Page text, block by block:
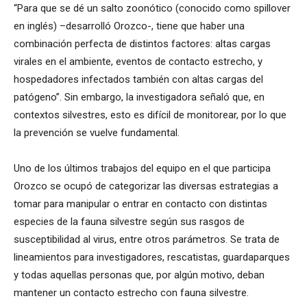
“Para que se dé un salto zoonótico (conocido como spillover
en inglés) –desarrolló Orozco-, tiene que haber una
combinación perfecta de distintos factores: altas cargas
virales en el ambiente, eventos de contacto estrecho, y
hospedadores infectados también con altas cargas del
patógeno”. Sin embargo, la investigadora señaló que, en
contextos silvestres, esto es difícil de monitorear, por lo que
la prevención se vuelve fundamental.
Uno de los últimos trabajos del equipo en el que participa
Orozco se ocupó de categorizar las diversas estrategias a
tomar para manipular o entrar en contacto con distintas
especies de la fauna silvestre según sus rasgos de
susceptibilidad al virus, entre otros parámetros. Se trata de
lineamientos para investigadores, rescatistas, guardaparques
y todas aquellas personas que, por algún motivo, deban
mantener un contacto estrecho con fauna silvestre.